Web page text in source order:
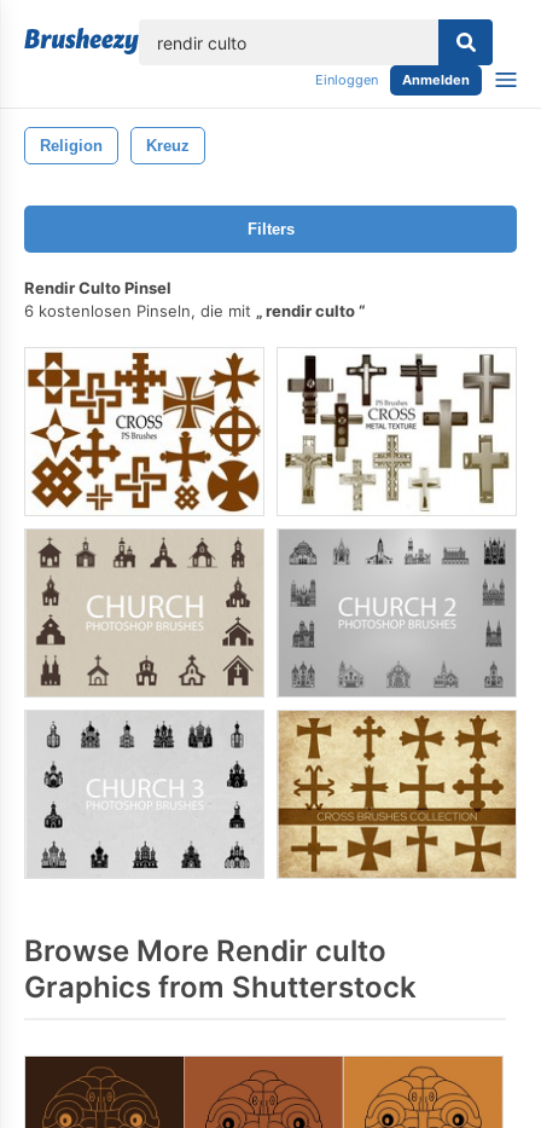
Einloggen Anmelden
Religion Kreuz
Filters
Rendir Culto Pinsel
6 kostenlosen Pinseln, die mit
rendir culto
Browse More Rendir culto
Graphics from Shutterstock